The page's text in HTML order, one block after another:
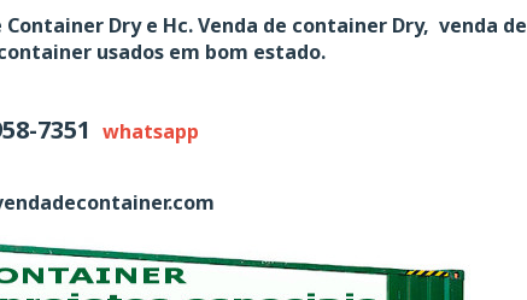
Dry e Hc. Venda de container Dry, venda de
usados em bom estado.
7351 whatsapp